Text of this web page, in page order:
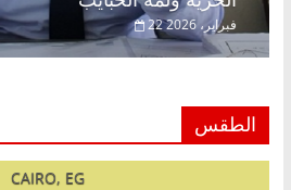
22 فبراير، 2026
الطقس
CAIRO, EG